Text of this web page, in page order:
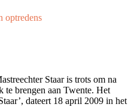
optredens
Staar is trots om na
te brengen aan Twente. Het
dateert 18 april 2009 in het